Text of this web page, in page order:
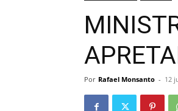
Por Rafael Monsanto - 12